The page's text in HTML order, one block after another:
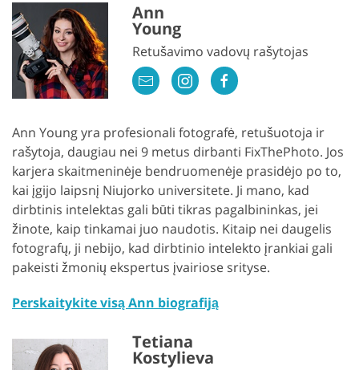
Ann
Young
Retušavimo vadovų rašytojas
Ann Young yra profesionali fotografė, retušuotoja ir
rašytoja, daugiau nei 9 metus dirbanti FixThePhoto. Jos
karjera skaitmeninėje bendruomenėje prasidėjo po to,
kai įgijo laipsnį Niujorko universitete. Ji mano, kad
dirbtinis intelektas gali būti tikras pagalbininkas, jei
žinote, kaip tinkamai juo naudotis. Kitaip nei daugelis
fotografų, ji nebijo, kad dirbtinio intelekto įrankiai gali
pakeisti žmonių ekspertus įvairiose srityse.
Perskaitykite visą Ann biografiją
Tetiana
Kostylieva